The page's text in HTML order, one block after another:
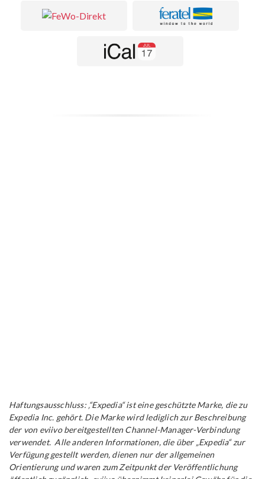
Haftungsausschluss: ‚“Expedia“ ist eine geschützte Marke, die zu
Expedia Inc. gehört. Die Marke wird lediglich zur Beschreibung
der von eviivo bereitgestellten Channel-Manager-Verbindung
verwendet. Alle anderen Informationen, die über „Expedia“ zur
Verfügung gestellt werden, dienen nur der allgemeinen
Orientierung und waren zum Zeitpunkt der Veröffentlichung